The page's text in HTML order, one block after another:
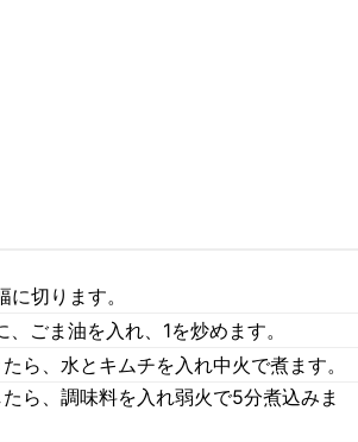
切ります。
ごま油を入れ、1を炒めます。
ら、水とキムチを入れ中火で煮ます。
ら、調味料を入れ弱火で5分煮込みま